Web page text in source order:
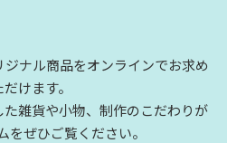
ナル商品をオンラインでお求め
けます。
た雑貨や小物、制作のこだわりが
をぜひご覧ください。